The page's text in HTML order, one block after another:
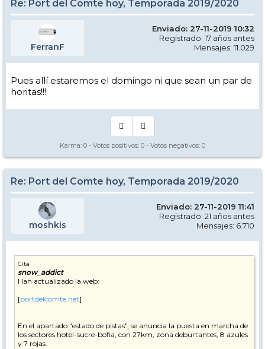
Re: Port del Comte hoy, Temporada 2019/2020
FerranF
Enviado: 27-11-2019 10:32
Registrado: 17 años antes
Mensajes: 11.029
Pues allí estaremos el domingo ni que sean un par de
horitas!!!
Karma: 0 - Votos positivos: 0 - Votos negativos: 0
Re: Port del Comte hoy, Temporada 2019/2020
moshkis
Enviado: 27-11-2019 11:41
Registrado: 21 años antes
Mensajes: 6.710
Cita
snow_addict
Han actualizado la web:
[portdelcomte.net]
En el apartado "estado de pistas", se anuncia la puesta en marcha de
los sectores hotel-sucre-bofia, con 27km, zona deburtantes, 8 azules
y 7 rojas.